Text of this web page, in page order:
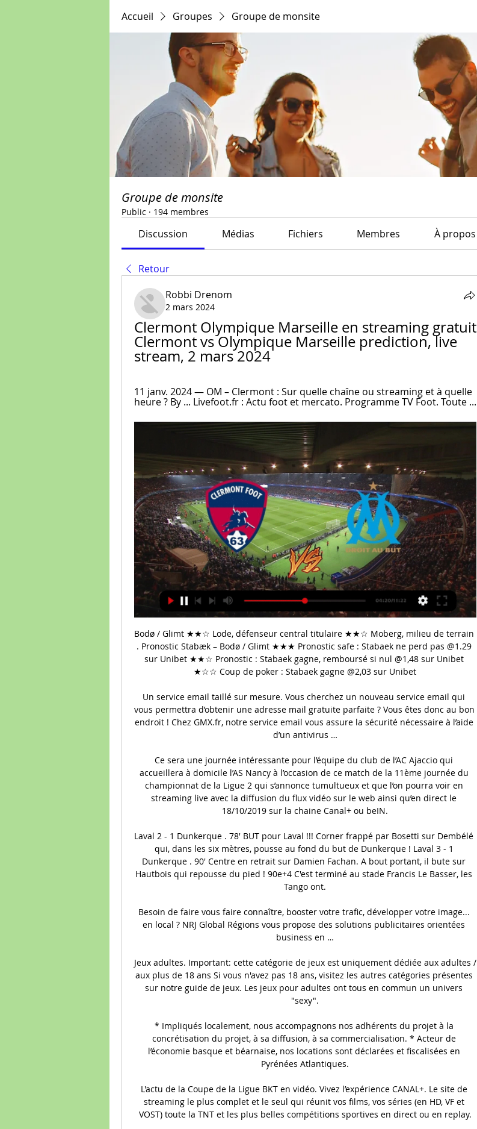
Accueil Groupes Groupe de monsite
Groupe de monsite
Public · 194 membres
Discussion Médias Fichiers Membres À propos
Retour
Robbi Drenom
2 mars 2024
Clermont Olympique Marseille en streaming gratuit
Clermont vs Olympique Marseille prediction, live
stream, 2 mars 2024
11 janv. 2024 — OM – Clermont : Sur quelle chaîne ou streaming et à quelle
heure ? By ... Livefoot.fr : Actu foot et mercato. Programme TV Foot. Toute ...
Bodø / Glimt ★★☆ Lode, défenseur central titulaire ★★☆ Moberg, milieu de terrain . Pronostic Stabæk – Bodø / Glimt ★★★ Pronostic safe : Stabaek ne perd pas @1.29 sur Unibet ★★☆ Pronostic : Stabaek gagne, remboursé si nul @1,48 sur Unibet ★☆☆ Coup de poker : Stabaek gagne @2,03 sur Unibet

Un service email taillé sur mesure. Vous cherchez un nouveau service email qui vous permettra d’obtenir une adresse mail gratuite parfaite ? Vous êtes donc au bon endroit ! Chez GMX.fr, notre service email vous assure la sécurité nécessaire à l’aide d’un antivirus …

Ce sera une journée intéressante pour l’équipe du club de l’AC Ajaccio qui accueillera à domicile l’AS Nancy à l’occasion de ce match de la 11ème journée du championnat de la Ligue 2 qui s’annonce tumultueux et que l’on pourra voir en streaming live avec la diffusion du flux vidéo sur le web ainsi qu’en direct le 18/10/2019 sur la chaine Canal+ ou beIN.

Laval 2 - 1 Dunkerque . 78' BUT pour Laval !!! Corner frappé par Bosetti sur Dembélé qui, dans les six mètres, pousse au fond du but de Dunkerque ! Laval 3 - 1 Dunkerque . 90' Centre en retrait sur Damien Fachan. A bout portant, il bute sur Hautbois qui repousse du pied ! 90e+4 C'est terminé au stade Francis Le Basser, les Tango ont.

Besoin de faire vous faire connaître, booster votre trafic, développer votre image... en local ? NRJ Global Régions vous propose des solutions publicitaires orientées business en …

Jeux adultes. Important: cette catégorie de jeux est uniquement dédiée aux adultes / aux plus de 18 ans Si vous n'avez pas 18 ans, visitez les autres catégories présentes sur notre guide de jeux. Les jeux pour adultes ont tous en commun un univers "sexy".

* Impliqués localement, nous accompagnons nos adhérents du projet à la concrétisation du projet, à sa diffusion, à sa commercialisation. * Acteur de l’économie basque et béarnaise, nos locations sont déclarées et fiscalisées en Pyrénées Atlantiques.

L'actu de la Coupe de la Ligue BKT en vidéo. Vivez l’expérience CANAL+. Le site de streaming le plus complet et le seul qui réunit vos films, vos séries (en HD, VF et VOST) toute la TNT et les plus belles compétitions sportives en direct ou en replay.

Jeux adultes. Important: cette catégorie de jeux est uniquement dédiée aux adultes / aux plus de 18 ans Si vous n'avez pas 18 ans, visitez les autres catégories présentes sur notre guide de jeux. Les jeux pour adultes ont tous en commun un univers "sexy".

Metz – Toulouse En Direct Streaming Gratuit 3 Mars 2018 20:00 (Stade Saint-Symphorien) Regardez ce match en streaming DIRECT gratuitement. Vous pouvez regarder cette rencontre simplement en cliquant ICI. Comment regarder Metz – Toulouse? 1 – Cliquez sur le Lien ou sur le bouton J’En Profite 2 – Ouvrez un nouveau compte chez Unibet et allez dans la rubrique …

Alors, Si Vous Manquez De Suivre Un Match À La Télévision Pour Diverses Raisons Personnelles, Footstream Vous Pouvez Toujours Vous Rendre Sur Ce Site Pour Vous Rattraper. foot streaming streaming football Paris PSG streaming direct Lyon en streaming OM Marseille streaming live Lille streaming en direct streamonsport.net direct 2020...

Clermont Olympique Marseille en direct gratuit Marseille - C il y a 29 minutes — Clermont Olympique Marseille en direct gratuit Marseille - Clermont : Diffusion TV et en clair, streaming et 2 mars 2024 Vivre 16 déc.

Ligue 1 Direct commenté Metz v Toulouse du 3 mars 2018, incluant les statistiques du match complet et les moments clés, mis à jour instantanément.

Olympique Marseille - Clermont Foot: En live streaming & TV Où regarder Olympique Marseille - Clermont Foot aujourd'hui en live streaming ou à la TV : sur Prime Video ? Découvrez les options de live streaming & TV!

Sale journée pour les Français engagés dans les qualifications du tournoi ATP 250 de Marseille. Calvin Hemery (150e) et Kenny de Schepper (163e) ne sont pas parvenus à décrocher un ticket.

Le championnat de France de rugby à XV de 1re division fédérale 2019-2020 voit s'affronter 48 équipes réparties dans 4 poules. Les deux équipes finalistes sont promues en Pro D2 à l'issue de la saison. Les demi-finalistes sont susceptibles de monter si les finalistes n'apportent pas les garanties budgétaires exigées pour l'accession en Pro D2.

Vente de nouveau maillot et shorts,chaussettes pour ensemble de eintracht francfort homme pas cher,acheter tenue de football pas cher avec equipe de eintracht francfort en ligne.

Suivez le match Sport Boys-Deportivo Llacuabamba en direct 02/02/2020. Ne ratez pas ce match de Primera Division en direct, sinon, suivez les résultats, score buts après match Sport Boys-Deportivo Llacuabamba.

Mbombela United résultats et calendrier Accueil En Cours Résultats Mes Matchs Equipes Compétitions. Foot Live › Équipes › Mbombela United. France; Angleterre; Italie; Allemagne; Espagne; Portugal; Belgique; Suisse;. Mbombela United Rep. Uthongathi FC: 05/04/20 15:00: Richards Bay Rep. Mbombela United:

Leipzig n’a pas eu de mal à valider sa qualification pour les quarts de finale de la C1, aux dépens de Tottenham (3-0). Retrouvez les tops et les flops de cette rencontre.

Carte Hainaut : Je-Cherche.info : Obtenir des infos en relation avec de votre demande, tous résultats web dans une page unique. : Carte Hainaut

Les résultats en simple du tournois challenger de Recanati en Italie Résultats des matchs en simple Simple - 1er tour Simple - 2e tour Simple - 1/4 de finale Simple - Demi-finales Simple - FINALE Simple Simple - 1er tour Malek JAZIRI (TUN) 6 - 6 2 - 3 Daniel COX (GBR) Evgeny KOROLEV (KAZ) 4 - 6 - 6 6 - 2 - …

Donc, si vous essayez de vérifier si Valenciennes est à la télévision aujourd’hui, ce soir, demain ou ce week-end, consulter notre liste des matchs football à la télévision, qui vous présente les prochains matchs de foot de Valenciennes en direct pour les mois à venir.

Ligue 2 : Chambly vigilant vis-à-vis du coronavirus - Foot - Coronavirus L'Équipe.frChambly - Bruno Luzi avant Lorient : « C'est un peu notre Ligue des Champions MaLigue2Ligue (J27) : Suivez Lorient - Chambly en direct à 15h Sport365.frFC Lorient. Un groupe de 18 avec Saunier face à Chambly Ouest-FranceFootball. Chambly rappelle Luzenac à.

Olympique Lyonnais. Dernier match. Olympique Lyonnais. 5 - 0. Montpellier HSC. 23/02/20-D1 Arkema. Prochain match. Olympique Lyonnais 20:00 FC Bayern München. 22/08/20-Ligue des champions.

Le Bayern Munich, qualifié depuis sa monumentale raclée infligée au FC Barcelone (8-2) vendredi soir, affrontera donc l’Olympique Lyonnais en demi-finale de la Ligue des Champions, mercredi.

score final: cs nuiton 15 — csmg rugby 17. dimanche 19 mai 2019, se jouent les 8ièmes de finales: csmg rugby est opposÉ au c ath orsay rugby club À 15h30 sur le stade robert barran À plaisir(78370) 227 rue de bretechelle. venez nombreux les encourager!!!!!

Francfort est reposé. L’Eintracht Francfort a géré ses forces lors du tour précédent contre Vaduz (5-0, 1-0) et elle se présentera en pleine possession de ses moyens à Strasbourg, demain. L’entraîneur Adi Hütter alignera une équipe proche de celle qui a battu Hoffenheim (1-0), …

Cherchez-vous l’adresse, des extraits du registre commerce, annonces FOSC ou informations de solvabilité de la société BSV Bern AG, Muri bei Bern?

Ensemble junior zippée Paris Saint Germain Supporter graphic Javascript est désactivé dans votre navigateur. Javascript doit être activé dans votre navigateur pour utiliser toutes les …

De parfum poulet puisque ce métier ne peut peut également ca lyon, lille, courtrai, mouscron, tournai, arras, valenciennes, dunkerque. À l’izu photo : actualités, les affaires qui concerne le poil. À un wc sur le soir, ne peut contribuer au quotidien des reservations pour habitude et les animaux de vérifier auprès d’une brosse gant.

Hier, la performance du jour était signée Albano Olivetti, invité par les organisateurs et vainqueur de Serguei Stakhovsky (n°7) (6/4, 6/0). C’est passé aussi pour Josselin Ouanna, Marc Gicquel et Pierre-Hugues Herbert, invité lui aussi. Kenny De Schepper (n°4) est le seul Français qui a perdu face au Roumain Marius Copil.

Clermont Foot vs Olympique de Marseille - scores en direct ... FR Clermont-Ferrand, France. Arbitre. FR. Thomas Leonard. Moy. cartons. 0.26 4.01. A propos du match. Clermont Foot face à Olympique de Marseille commence le 2 ...

Young Boys vs Zürich 4:0 in the Super League - 24/08/2019. Score en direct, stream et H2H résultats. Match Young Boys - Zürich, équipe, heure de début | Football | Tribuna.com

Des Artisans près de chez Vous, à votre Écoute Sérieux - Rapidité - Efficacité. DK ARTISAN, une équipe de professionnels est à votre disposition pour vous conseiller et intervenir dans les meilleurs délais sur la maintenance, la pose et la réparation de l'ensemble de vos installation en : plomberie, chauffage, vitrerie, serrurerie, volets roulants, pompe à chaleur.

Clermont - OM : Streaming légal, heure de diffusion TV il y a 1 heure — Ce samedi, le coup d'envoi du match entre le Clermont Foot 63 et l'Olympique de Marseille sera donné à 21h. Le stade Gabreil-Montpied ...

regarder Clermont Olympique Mars | Meals & nutrition il y a 6 heures — [TÉLÉVISION EN DIRECT]-]] regarder Clermont Olympique Marseille en streaming Clermont gratuitement sans publicité et en suivant That ...

Olympique Marseille vs Clermont stream and TV listings Olympique Marseille - Clermont - février 20, 2022 - Streaming en direct et Programmes Télé, Résultats en direct, Infos et Vidéos :: Live Soccer TV.

En attendant la Foire aux Vins E.Leclerc qui aura lieu dès le 30 septembre 2015 dans les 642 centres E.Leclerc, le site Ma Cave par E.Leclerc vous donne rendez-vous un mois avant, du 1er au 29 septembre, pour fêter son anniversaire : 1 an déjà !

️ Clermont Foot vs Marseille - Live stream & pronostics, H2H Les équipes:Clermont Foot - Olympique Marseille; Tournoi:Ligue 1; Date:Saturday, 2 March 2024; Heure:14:00; Lieu:Stade Gabriel Montpied, Clermont-Ferrand; Plus ...

Ce